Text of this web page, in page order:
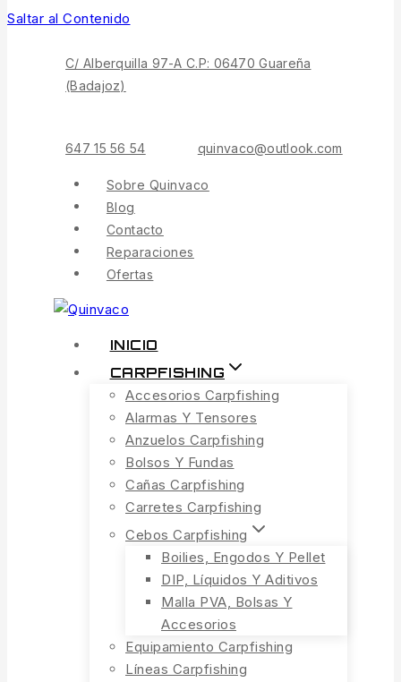
Saltar al Contenido
C/ Alberquilla 97-A C.P: 06470 Guareña
(Badajoz)
647 15 56 54 quinvaco@outlook.com
Sobre Quinvaco
Blog
Contacto
Reparaciones
Ofertas
INICIO
CARPFISHING
Accesorios Carpfishing
Alarmas Y Tensores
Anzuelos Carpfishing
Bolsos Y Fundas
Cañas Carpfishing
Carretes Carpfishing
Cebos Carpfishing
Boilies, Engodos Y Pellet
DIP, Líquidos Y Aditivos
Malla PVA, Bolsas Y
Accesorios
Equipamiento Carpfishing
Líneas Carpfishing